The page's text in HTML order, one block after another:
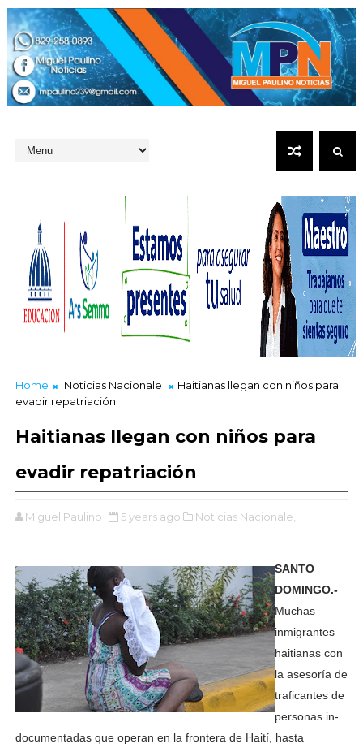
Home Noticias Nacionale
Haitianas llegan con niños para
evadir repatriación
Haitianas llegan con niños para
evadir repatriación
Miguel Paulino 5 years ago Noticias Nacionale,
SANTO
DOMINGO.-
Muchas
inmigrantes
hai­tianas con
la asesoría de
traficantes de
personas in­
documentadas que ope­ran en la frontera de Haití, hasta